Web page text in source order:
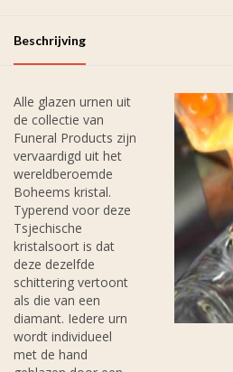
Beschrijving
Alle glazen urnen uit
de collectie van
Funeral Products zijn
vervaardigd uit het
wereldberoemde
Boheems kristal.
Typerend voor deze
Tsjechische
kristalsoort is dat
deze dezelfde
schittering vertoont
als die van een
diamant. Iedere urn
wordt individueel
met de hand